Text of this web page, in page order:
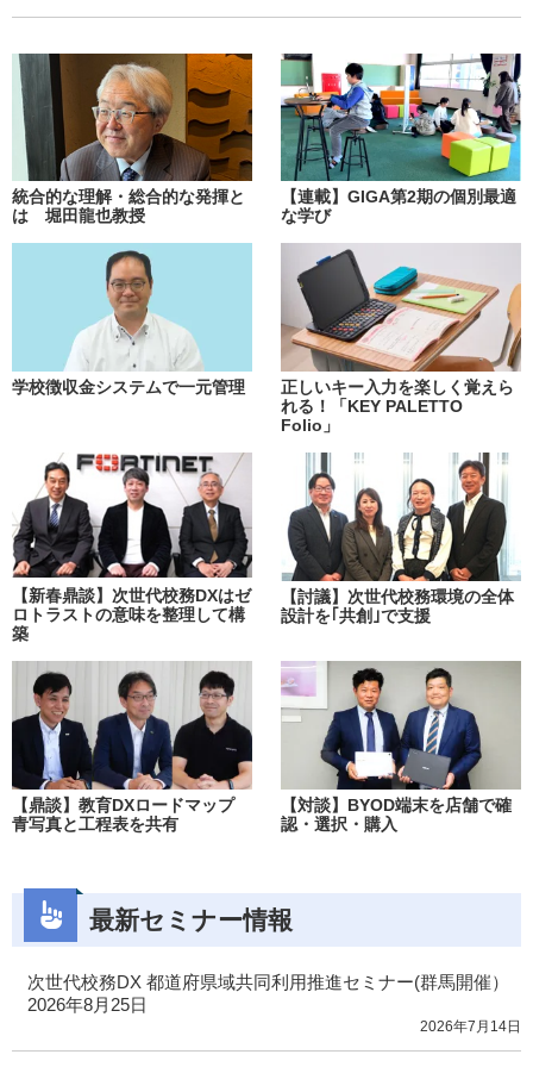
統合的な理解・総合的な発揮と
は 堀田龍也教授
【連載】GIGA第2期の個別最適
な学び
学校徴収金システムで一元管理
正しいキー入力を楽しく覚えら
れる！「KEY PALETTO
Folio」
【新春鼎談】次世代校務DXはゼ
ロトラストの意味を整理して構
築
【討議】次世代校務環境の全体
設計を｢共創｣で支援
【鼎談】教育DXロードマップ
青写真と工程表を共有
【対談】BYOD端末を店舗で確
認・選択・購入
最新セミナー情報
次世代校務DX 都道府県域共同利用推進セミナー(群馬開催）
2026年8月25日
2026年7月14日